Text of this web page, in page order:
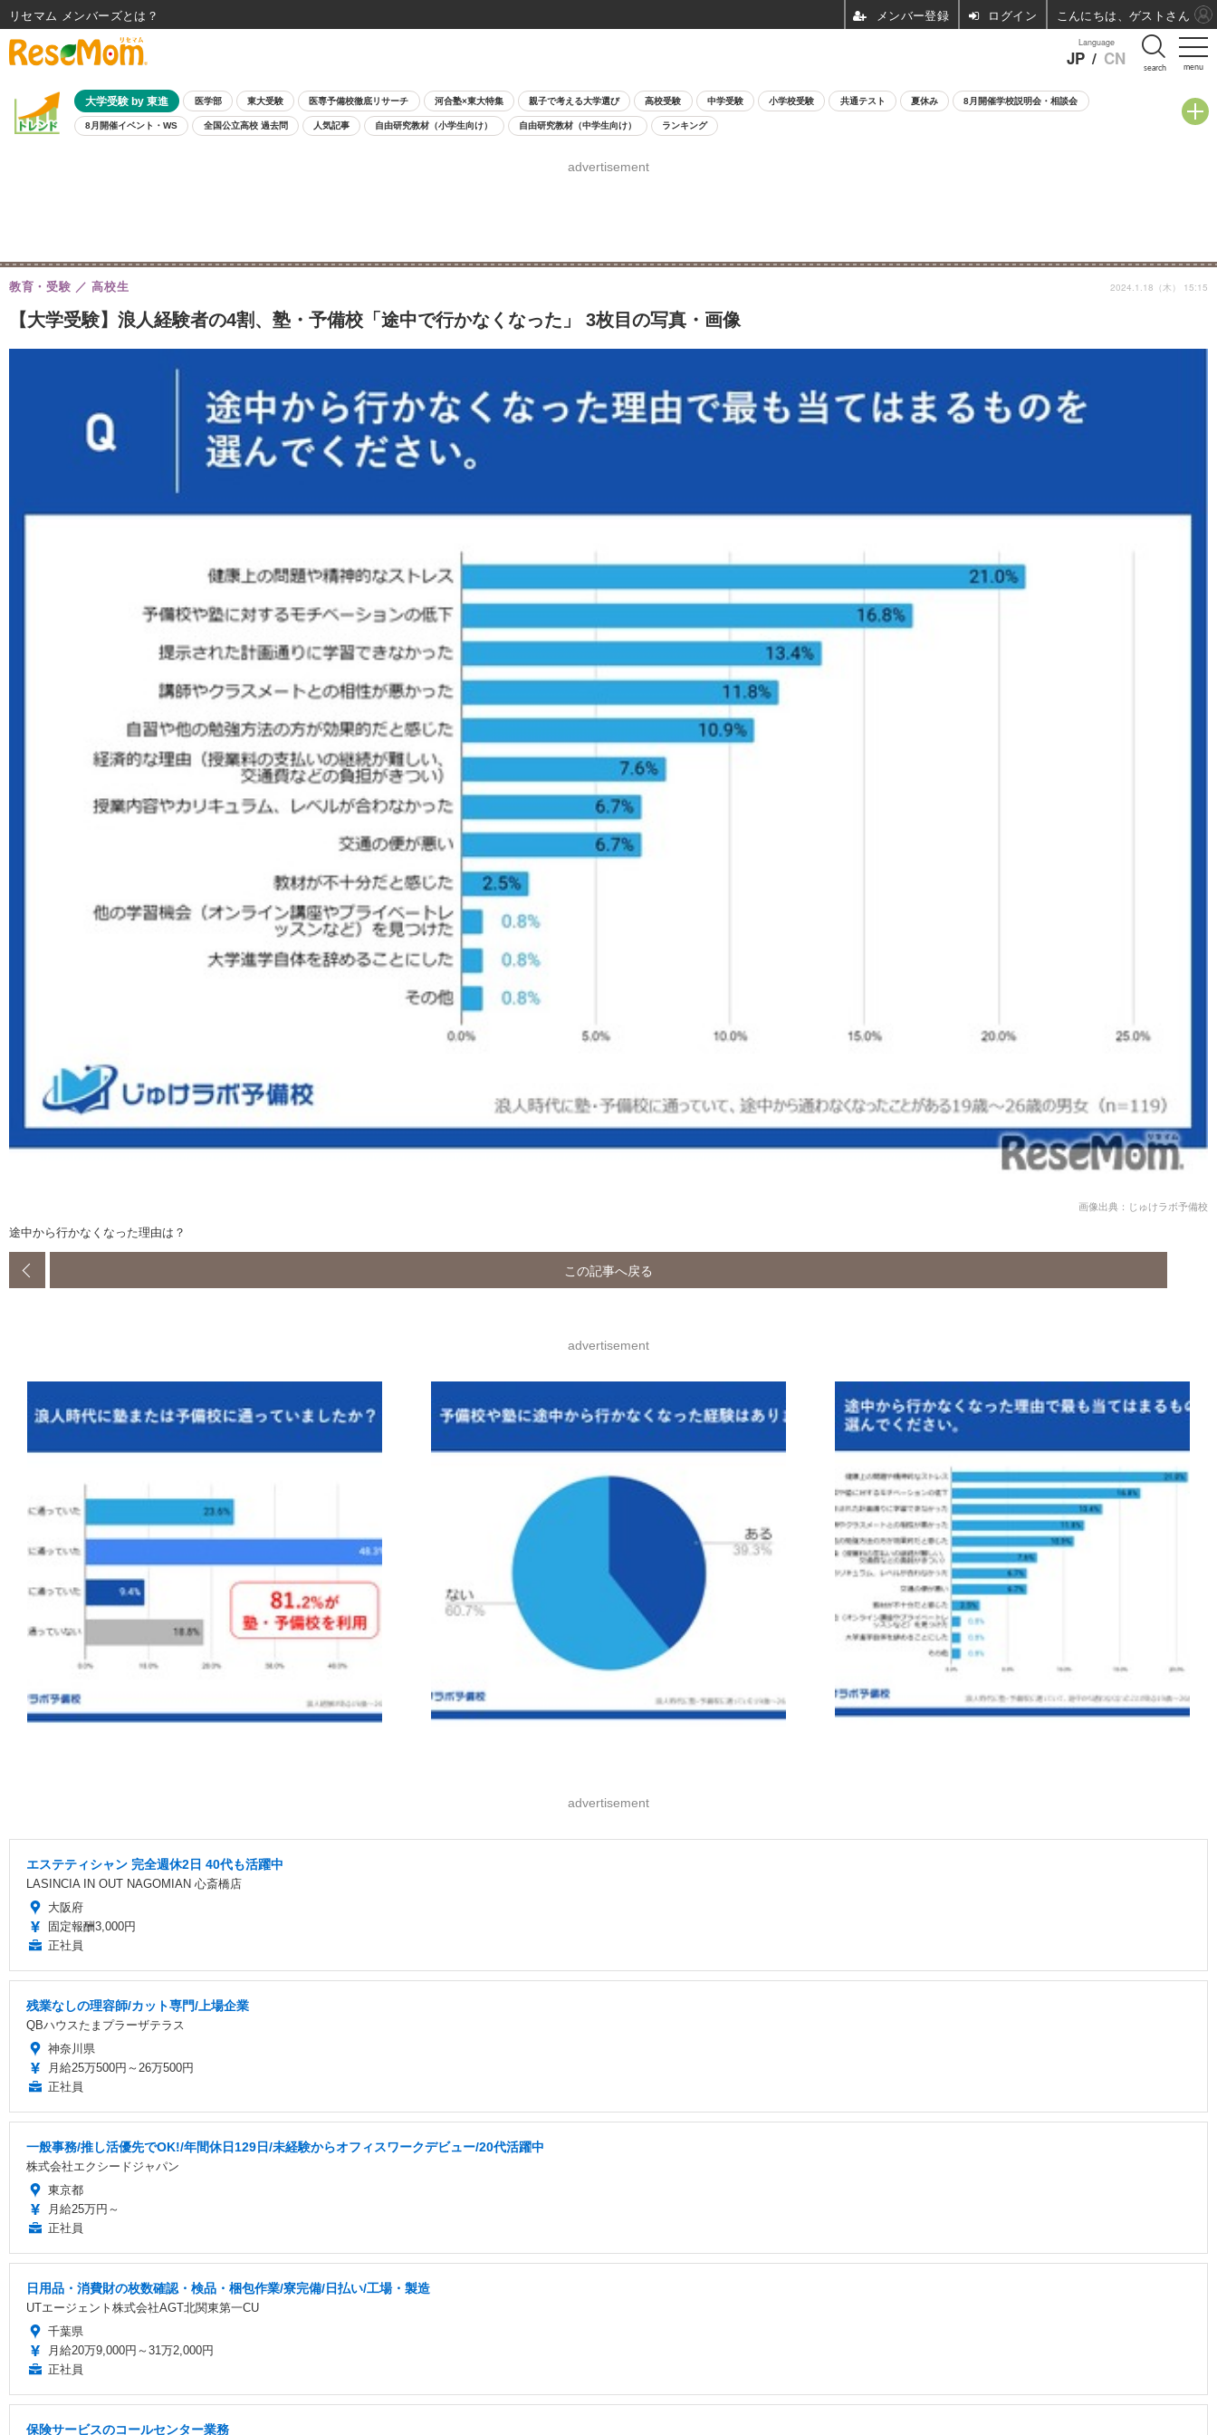
menu
Language
JP / CN search
大学受験 by 東進 医学部 東大受験 医専予備校徹底リサーチ 河合塾×東大特集 親子で考える大学選び 高校受験 中学受験 小学校受験 共通テスト 夏休み 8月開催学校説明会・相談会
8月開催イベント・WS 全国公立高校 過去問 人気記事 自由研究教材（小学生向け） 自由研究教材（中学生向け） ランキング
advertisement
【大学受験】浪人経験者の4割、塾・予備校「途中で行かなくなった」 3枚目の写真・画像
教育・受験 高校生 2024.1.18（木） 15:15
画像出典：じゅけラボ予備校
途中から行かなくなった理由は？
この記事へ戻る
advertisement
advertisement
エステティシャン 完全週休2日 40代も活躍中
LASINCIA IN OUT NAGOMIAN 心斎橋店
大阪府
固定報酬3,000円
正社員
残業なしの理容師/カット専門/上場企業
QBハウスたまプラーザテラス
神奈川県
月給25万500円～26万500円
正社員
一般事務/推し活優先でOK!/年間休日129日/未経験からオフィスワークデビュー/20代活躍中
株式会社エクシードジャパン
東京都
月給25万円～
正社員
日用品・消費財の枚数確認・検品・梱包作業/寮完備/日払い/工場・製造
UTエージェント株式会社AGT北関東第一CU
千葉県
月給20万9,000円～31万2,000円
正社員
保険サービスのコールセンター業務
リセマム メンバーズ ログイン こんにちは、ゲストさん